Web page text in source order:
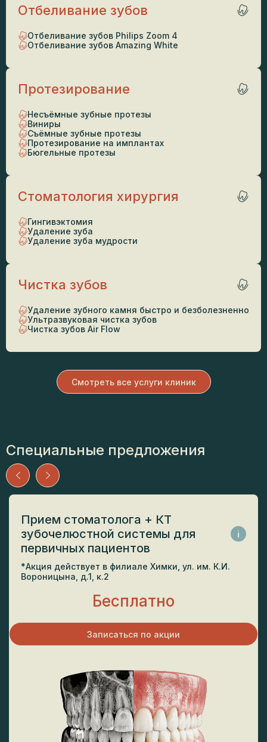
Отбеливание зубов
Отбеливание зубов Philips Zoom 4
Отбеливание зубов Amazing White
Протезирование
Несъёмные зубные протезы
Виниры
Съёмные зубные протезы
Протезирование на имплантах
Бюгельные протезы
Стоматология хирургия
Гингивэктомия
Удаление зуба
Удаление зуба мудрости
Чистка зубов
Удаление зубного камня быстро и безболезненно
Ультразвуковая чистка зубов
Чистка зубов Air Flow
Смотреть все услуги клиник
Специальные предложения
Прием стоматолога + КТ
зубочелюстной системы для
первичных пациентов
i
*Акция действует в филиале Химки, ул. им. К.И.
Вороницына, д.1, к.2
Бесплатно
Записаться по акции